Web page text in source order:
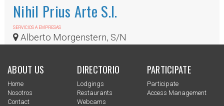
Nihil Prius Arte S.l.
SERVICIOS A EMPRESAS
Alberto Morgenstern, S/N
ABOUT US
Home
Nosotros
Contact
DIRECTORIO
Lodgings
Restaurants
Webcams
PARTICIPATE
Participate
Access Management